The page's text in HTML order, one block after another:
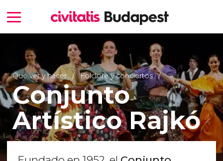
Qué ver y hacer Folclore y conciertos
Conjunto
Artístico Rajkó